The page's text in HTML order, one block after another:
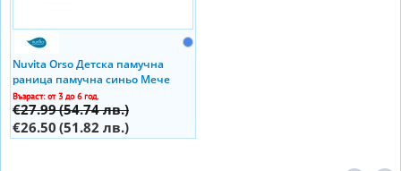
Nuvita Orso Детска памучна
раница памучна синьо Мече
(25x30см)
Възраст: от 3 до 6 год.
€27.99(54.74 лв.)
€26.50 (51.82 лв.)